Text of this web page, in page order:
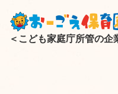
＜こども家庭庁所管の企